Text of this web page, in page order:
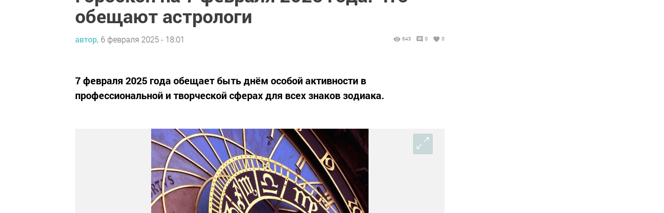
обещают астрологи
автор, 6 февраля 2025 - 18:01 643 0 0
7 февраля 2025 года обещает быть днём особой активности в
профессиональной и творческой сферах для всех знаков зодиака.